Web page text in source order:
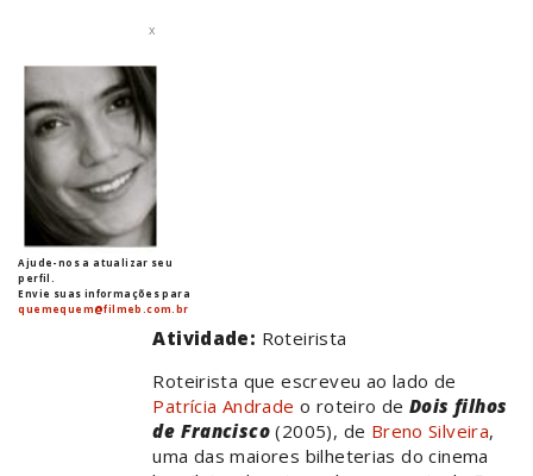
x
Ajude-nos a atualizar seu
perfil.
Envie suas informações para
quemequem@filmeb.com.br
Atividade: Roteirista
Roteirista que escreveu ao lado de
Patrícia Andrade o roteiro deDois filhos
de Francisco (2005), de Breno Silveira,
uma das maiores bilheterias do cinema